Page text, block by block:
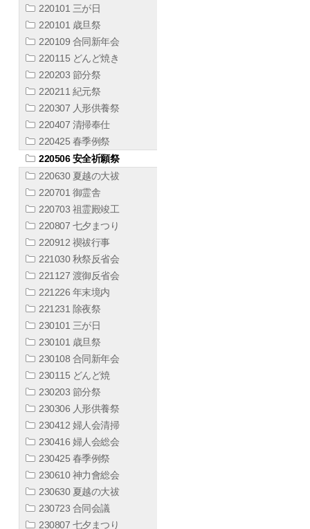
220101 三が日
220101 歳旦祭
220109 合同新年会
220115 どんど焼き
220203 節分祭
220211 紀元祭
220307 人形供養祭
220407 清掃奉仕
220425 春季例祭
220506 安全祈願祭
220630 夏越の大祓
220701 御霊舎
220703 祖霊殿竣工
220807 七夕まつり
220912 禊祓行事
221030 秋祭反省会
221127 渡御反省会
221226 年末境内
221231 除夜祭
230101 三が日
230101 歳旦祭
230108 合同新年会
230115 どんど焼
230203 節分祭
230306 人形供養祭
230412 婦人会清掃
230416 婦人会総会
230425 春季例祭
230610 神力會総会
230630 夏越の大祓
230723 合同会議
230807 七夕まつり